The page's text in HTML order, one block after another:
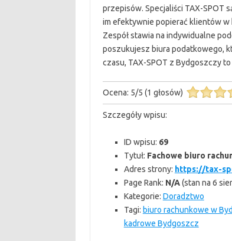
przepisów. Specjaliści TAX-SPOT
im efektywnie popierać klientów w
Zespół stawia na indywidualne
poszukujesz biura podatkowego,
czasu, TAX-SPOT z Bydgoszczy
Ocena: 5/5 (1 głosów)
Szczegóły wpisu:
ID wpisu: 69
Tytuł: Fachowe biuro
Adres strony: https://tax-
Page Rank: N/A(stan na 6
Kategorie: Doradztwo
Tagi: biuro rachunkowe w
kadrowe Bydgoszcz